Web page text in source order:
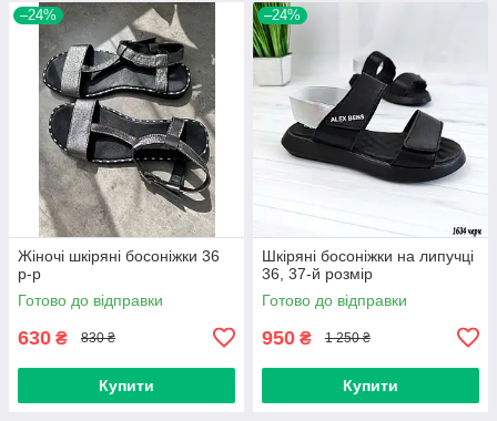
–24%
Жіночі шкіряні босоніжки 36
р-р
Готово до відправки
630 ₴ 830 ₴
Купити
–24%
Шкіряні босоніжки на липучці
36, 37-й розмір
Готово до відправки
950 ₴ 1 250 ₴
Купити